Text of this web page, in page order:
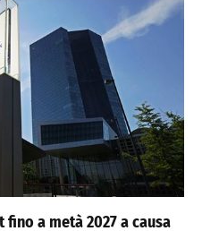
a metà 2027 a causa